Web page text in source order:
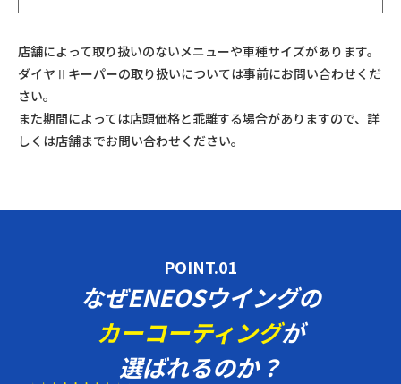
店舗によって取り扱いのないメニューや車種サイズがあります。
ダイヤⅡキーパーの取り扱いについては事前にお問い合わせくだ
さい。
また期間によっては店頭価格と乖離する場合がありますので、詳
しくは店舗までお問い合わせください。
POINT.01
なぜENEOSウイングの
カーコーティングが
選ばれるのか？